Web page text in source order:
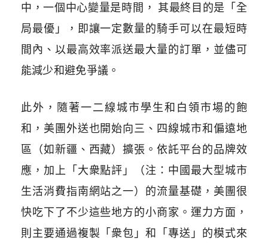
中，一個中心變量是時間， 其最終目的是「全
局最優」，即讓一定數量的騎手可以在最短時
間內、以最高效率派送最大量的訂單，並儘可
能減少和避免爭議。
此外，隨著一二線城市學生和白領市場的飽
和，美團外送也開始向三、四線城市和偏遠地
區（如新疆、西藏）擴張。依託平台的品牌效
應，加上「大衆點評」（注：中國最大型城市
生活消費指南網站之一）的流量基礎，美團很
快吃下了不少這些地方的小商家。運力方面，
則主要通過複製「衆包」和「專送」的模式來